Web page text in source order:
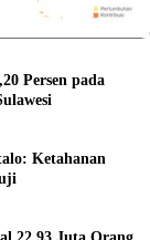
Persen pada
Ketahanan